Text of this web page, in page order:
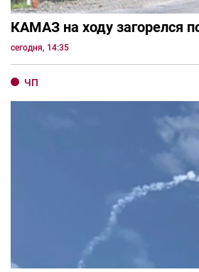
КАМАЗ на ходу загорелся
сегодня, 14:35
ЧП